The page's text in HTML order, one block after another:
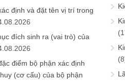
định và đặt tên vị trí trong
đích sinh ra (vai trò) của
điểm bộ phận xác định
(cơ cấu) của bộ phận